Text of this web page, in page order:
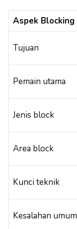
Aspek Blocking
Tujuan
Pemain utama
Jenis block
Area block
Kunci teknik
Kesalahan umum